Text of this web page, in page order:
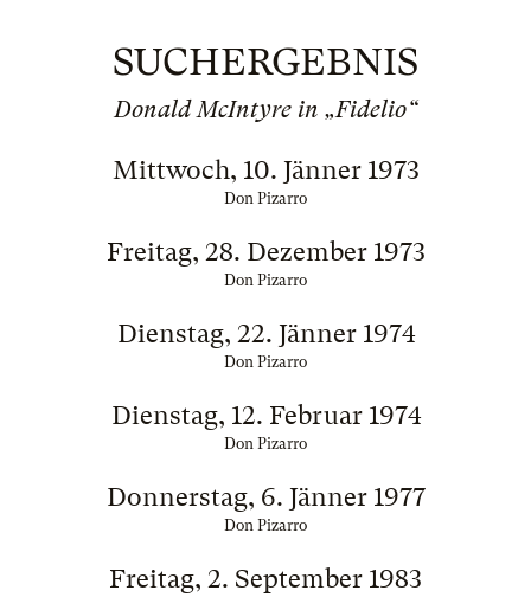
SUCHERGEBNIS
Donald McIntyre in „Fidelio“
Mittwoch, 10. Jänner 1973
Don Pizarro
Freitag, 28. Dezember 1973
Don Pizarro
Dienstag, 22. Jänner 1974
Don Pizarro
Dienstag, 12. Februar 1974
Don Pizarro
Donnerstag, 6. Jänner 1977
Don Pizarro
Freitag, 2. September 1983